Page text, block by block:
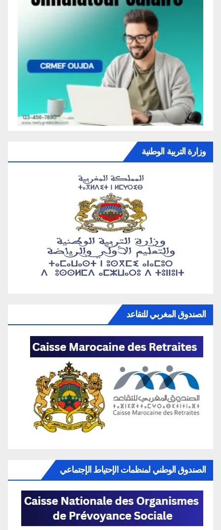
وزارة التربية الوطنية
الصندوق المغربي للتقاعد
الصندوق الوطني لمنظمات الإحتياط الإجتماعي